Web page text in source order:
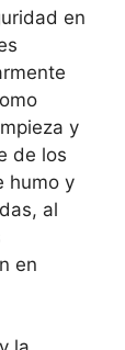
en
y
de los
humo y
al
en